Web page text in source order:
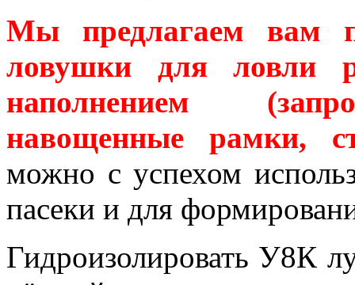
Мы предлагаем вам
ловушки для ловли
наполнением
навощенные рамки,
можно с успехом
пасеки и для
Гидроизолировать У8К